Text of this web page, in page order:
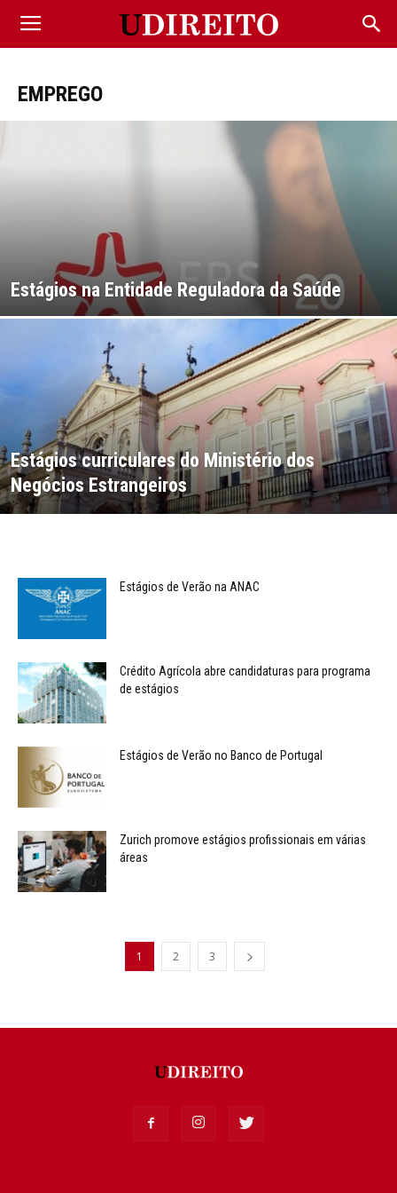
EMPREGO
Estágios na Entidade Reguladora da Saúde
Estágios curriculares do Ministério dos
Negócios Estrangeiros
Estágios de Verão na ANAC
Crédito Agrícola abre candidaturas para programa
de estágios
Estágios de Verão no Banco de Portugal
Zurich promove estágios profissionais em várias
áreas
1 2 3